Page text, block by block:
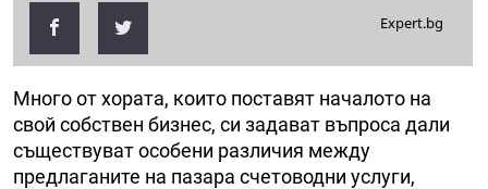
Expert.bg
Много от хората, които поставят началото на
свой собствен бизнес, си задават въпроса дали
съществуват особени различия между
предлаганите на пазара счетоводни услуги,